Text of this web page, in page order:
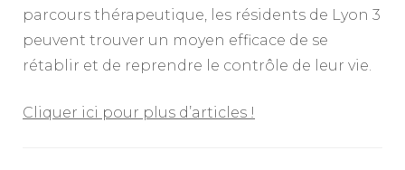
parcours thérapeutique, les résidents de Lyon 3
peuvent trouver un moyen efficace de se
rétablir et de reprendre le contrôle de leur vie.
Cliquer ici pour plus d’articles !